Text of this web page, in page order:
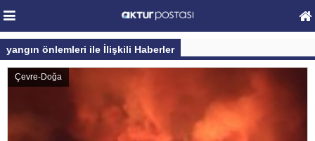
yangın önlemleri ile İlişkili Haberler
Çevre-Doğa